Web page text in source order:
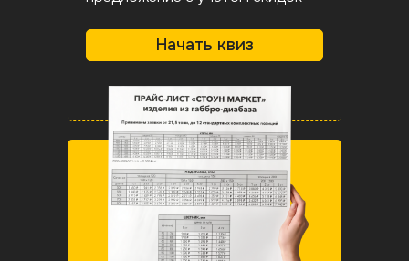
Начать квиз